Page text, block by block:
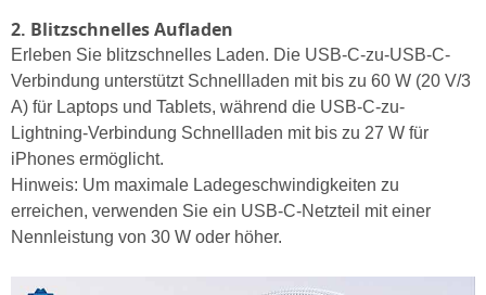
2. Blitzschnelles Aufladen
Erleben Sie blitzschnelles Laden. Die USB-C-zu-USB-C-
Verbindung unterstützt Schnellladen mit bis zu 60 W (20 V/3
A) für Laptops und Tablets, während die USB-C-zu-
Lightning-Verbindung Schnellladen mit bis zu 27 W für
iPhones ermöglicht.
Hinweis: Um maximale Ladegeschwindigkeiten zu
erreichen, verwenden Sie ein USB-C-Netzteil mit einer
Nennleistung von 30 W oder höher.